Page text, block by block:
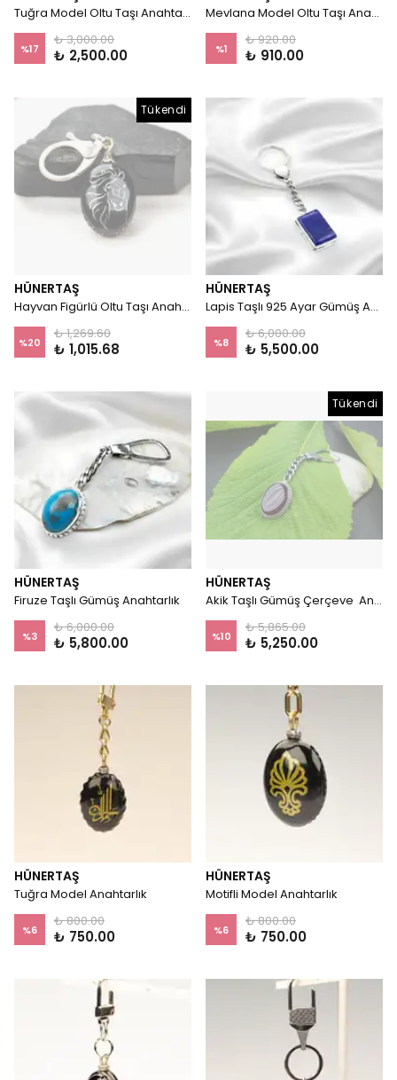
Tuğra Model Oltu Taşı Anahtarlık
%17
₺ 3,000.00
₺ 2,500.00
Mevlana Model Oltu Taşı Anahtarlık
%1
₺ 920.00
₺ 910.00
Tükendi
HÜNERTAŞ
Hayvan Figürlü Oltu Taşı Anahtarlık
%20
₺ 1,269.60
₺ 1,015.68
HÜNERTAŞ
Lapis Taşlı 925 Ayar Gümüş Anahtarlık
%8
₺ 6,000.00
₺ 5,500.00
HÜNERTAŞ
Firuze Taşlı Gümüş Anahtarlık
%3
₺ 6,000.00
₺ 5,800.00
Tükendi
HÜNERTAŞ
Akik Taşlı Gümüş Çerçeve Anahtarlık
%10
₺ 5,865.00
₺ 5,250.00
HÜNERTAŞ
Tuğra Model Anahtarlık
%6
₺ 800.00
₺ 750.00
HÜNERTAŞ
Motifli Model Anahtarlık
%6
₺ 800.00
₺ 750.00